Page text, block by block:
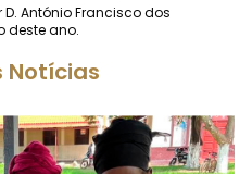
António Francisco dos
deste ano.
Notícias